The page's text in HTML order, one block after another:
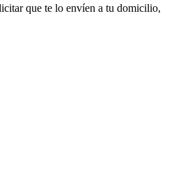
que te lo envíen a tu domicilio,